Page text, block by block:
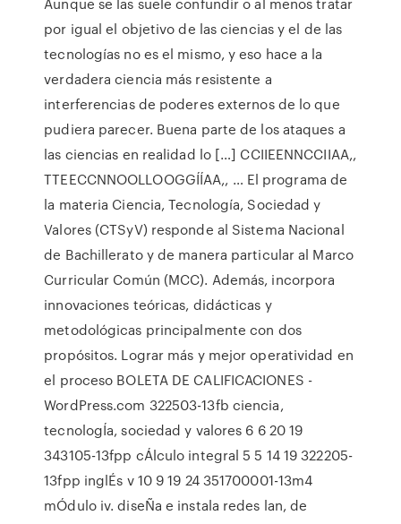
por igual el objetivo de las ciencias y el de las
tecnologías no es el mismo, y eso hace a la
verdadera ciencia más resistente a
interferencias de poderes externos de lo que
pudiera parecer. Buena parte de los ataques a
las ciencias en realidad lo […] CCIIEENNCCIIAA,,
TTEECCNNOOLLOOGGÍÍAA,, … El programa de
la materia Ciencia, Tecnología, Sociedad y
Valores (CTSyV) responde al Sistema Nacional
de Bachillerato y de manera particular al Marco
Curricular Común (MCC). Además, incorpora
innovaciones teóricas, didácticas y
metodológicas principalmente con dos
propósitos. Lograr más y mejor operatividad en
el proceso BOLETA DE CALIFICACIONES -
WordPress.com 322503-13fb ciencia,
tecnologÍa, sociedad y valores 6 6 20 19
343105-13fpp cÁlculo integral 5 5 14 19 322205-
13fpp inglÉs v 10 9 19 24 351700001-13m4
mÓdulo iv. diseÑa e instala redes lan, de